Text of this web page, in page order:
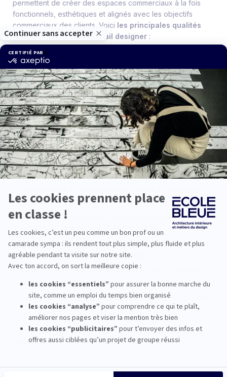
permettent de créer des espaces commerciaux à la fois
fonctionnels, esthétiques et alignés avec les objectifs
commerciaux des clients. Voici les principales qualités
requises pour devenir retail designer :
Créativité et sens esthétique : imagination et innovation,
sens de l’esthétique
Compétences en design et en architecture d'intérieur :
maîtrise des outils de design, connaissance des
matériaux et des finitions
Compréhension du comportement des consommateurs :
sensibilité au comportement des clients, analyse des
tendances du marché
Compétences en gestion de projet : organisation et
planification, coordination et supervision
écoute active
Compétences techniques : connaissance des contraintes
Capacité à résoudre des problèmes : pensée critique et
résolution de problèmes, adaptabilité
Sens du détail : précision dans la conception, contrôle de
qualité
Compétences en gestion budgétaire : gestion des coûts
Pourquoi Paris est idéal pour se former au retail design
international